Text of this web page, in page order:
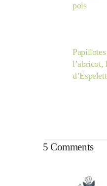
pois
l’abricot,
5 Comments